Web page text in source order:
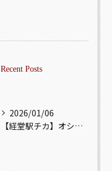
Recent Posts
2026/01/06
【経堂駅チカ】オシャレ居酒屋🏮出汁が美味しいおでんがオススメ...